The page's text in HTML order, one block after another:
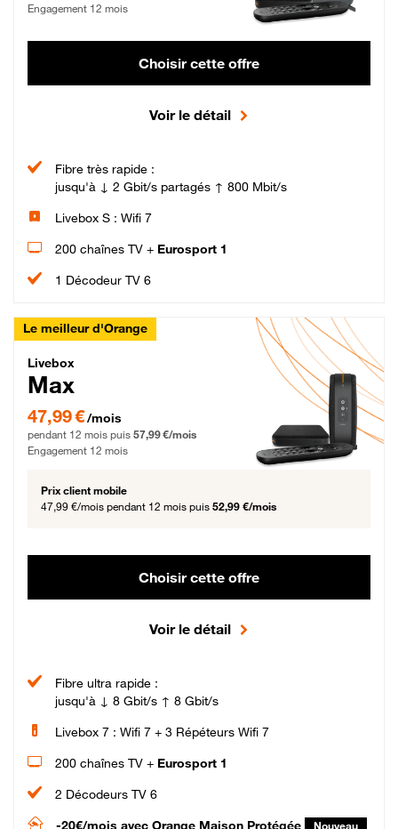
Engagement 12 mois
Choisir cette offre
Voir le détail
Fibre très rapide :
jusqu'à ↓ 2 Gbit/s partagés ↑ 800 Mbit/s
Livebox S : Wifi 7
200 chaînes TV + Eurosport 1
1 Décodeur TV 6
Le meilleur d'Orange
Livebox Max Fibre
Livebox
Max
47,99 € par mois pendant 12 mois puis 57,99 € par mois, Engagement 12 mois
47,99 €/mois
pendant 12 mois puis 57,99 €/mois
Engagement 12 mois
Prix client mobile
47,99 €/mois pendant 12 mois puis 52,99 €/mois
Choisir cette offre
Voir le détail
Fibre ultra rapide :
jusqu'à ↓ 8 Gbit/s ↑ 8 Gbit/s
Livebox 7 : Wifi 7 + 3 Répéteurs Wifi 7
200 chaînes TV + Eurosport 1
2 Décodeurs TV 6
-20€/mois avec Orange Maison Protégée Nouveau